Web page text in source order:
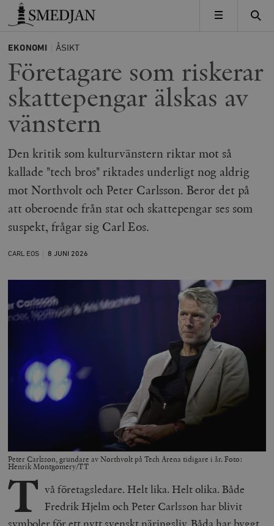
Timbro
MENY
EKONOMI ÅSIKT
Företagare som riskerar
skattepengar älskas av
vänstern
Den kritik som kulturvänstern riktar mot så
kallade "tech bros" riktades underligt nog aldrig
mot Northvolt och Peter Carlsson. Beror det på
att oberoende från stat och skattepengar ses som
suspekt, frågar sig Carl Eos.
CARL EOS 8 JUNI 2026
Peter Carlsson, grundare av Northvolt på Tech Arena tidigare i år. Foto:
Henrik Montgomery/TT
T vå företagsledare. Helt lika. Helt olika. Både
Fredrik Hjelm och Peter Carlsson har blivit